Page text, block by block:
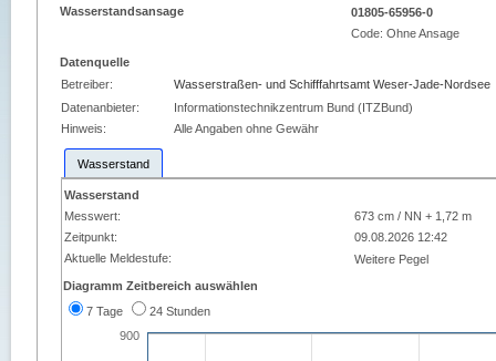
Wasserstandsansage
01805-65956-0
Code:Ohne Ansage
Datenquelle
Betreiber:
Wasserstraßen- und Schifffahrtsamt Weser-Jade-Nordsee
Datenanbieter:
Informationstechnikzentrum Bund (ITZBund)
Hinweis:
Alle Angaben ohne Gewähr
Wasserstand
Wasserstand
Messwert:
673 cm / NN + 1,72 m
Zeitpunkt:
09.08.2026 12:42
Aktuelle Meldestufe:
Weitere Pegel
Diagramm Zeitbereich auswählen
7 Tage
24 Stunden
900